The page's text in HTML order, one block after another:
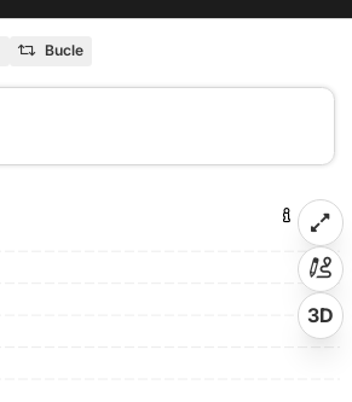
Bucle
3D